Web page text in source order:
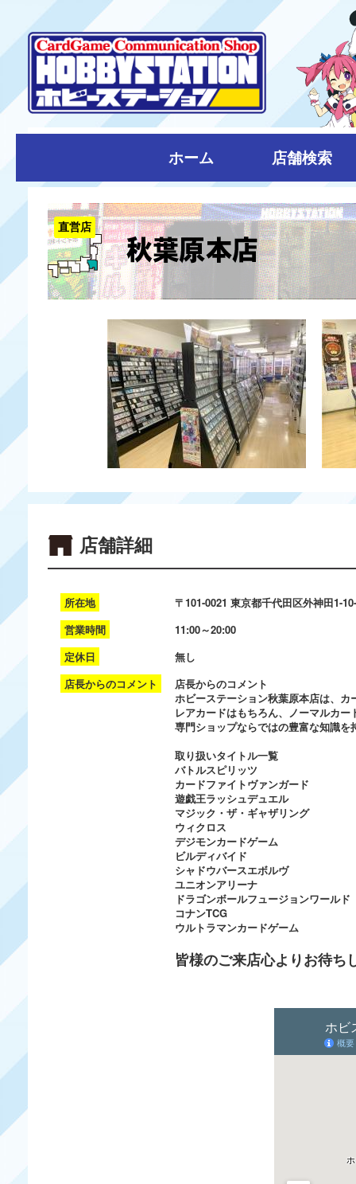
ホーム 店舗検索
直営店
店舗詳細
所在地
〒101-0021 東京都千代田区外神田1-
営業時間
11:00～20:00
定休日
無し
店長からのコメント
店長からのコメント
ホビーステーション秋葉原本店は、カ
レアカードはもちろん、ノーマルカ
専門ショップならではの豊富な知識
取り扱いタイトル一覧
バトルスピリッツ
カードファイトヴァンガード
遊戯王ラッシュデュエル
マジック・ザ・ギャザリング
ウィクロス
デジモンカードゲーム
ビルディバイド
シャドウバースエボルヴ
ユニオンアリーナ
ドラゴンボールフュージョンワールド
コナンTCG
ウルトラマンカードゲーム
皆様のご来店心よりお待ち